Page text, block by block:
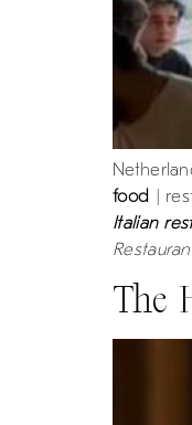
food
|
Italian
The